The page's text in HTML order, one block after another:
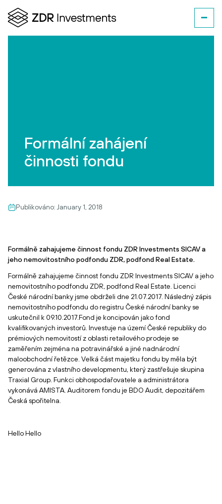
Formální zahájení
činnosti fondu
Publikováno: January 1, 2018
Formálně zahajujeme činnost fondu ZDR Investments SICAV a
jeho nemovitostního podfondu ZDR, podfond Real Estate.
Formálně zahajujeme činnost fondu ZDR Investments SICAV a jeho
nemovitostního podfondu ZDR, podfond Real Estate. Licenci
České národní banky jsme obdrželi dne 21.07.2017. Následný zápis
nemovitostního podfondu do registru České národní banky se
uskutečnil k 09.10.2017.Fond je koncipován jako fond
kvalifikovaných investorů. Investuje na území České republiky do
prémiových nemovitostí z oblasti retailového prodeje se
zaměřením zejména na potravinářské a jiné nadnárodní
maloobchodní řetězce. Velká část majetku fondu by měla být
generována z vlastního developmentu, který zastřešuje skupina
Traxial Group. Funkci obhospodařovatele a administrátora
vykonává AMISTA. Auditorem fondu je BDO Audit, depozitářem
Česká spořitelna.
Hello Hello